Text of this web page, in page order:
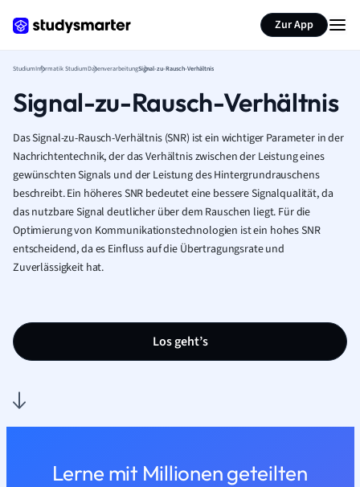
Zur App
StudiumInformatik StudiumDatenverarbeitungSignal-zu-Rausch-Verhältnis
Signal-zu-Rausch-Verhältnis
Das Signal-zu-Rausch-Verhältnis (SNR) ist ein wichtiger Parameter in der
Nachrichtentechnik, der das Verhältnis zwischen der Leistung eines
gewünschten Signals und der Leistung des Hintergrundrauschens
beschreibt. Ein höheres SNR bedeutet eine bessere Signalqualität, da
das nutzbare Signal deutlicher über dem Rauschen liegt. Für die
Optimierung von Kommunikationstechnologien ist ein hohes SNR
entscheidend, da es Einfluss auf die Übertragungsrate und
Zuverlässigkeit hat.
Los geht’s
Lerne mit Millionen geteilten